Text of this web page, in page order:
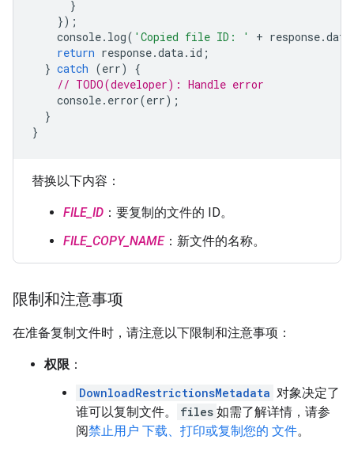
}
});
console. log( 'Copied file ID: ' + response.data
return response.data. id ;
} catch (err)
{
// TODO(developer): Handle error
console. error(err);
}
}
替换以下内容：
FILE_ID ：要复制的文件的 ID。
FILE_COPY_NAME：新文件的名称。
限制和注意事项
在准备复制文件时，请注意以下限制和注意事项：
权限 ：
DownloadRestrictionsMetadata 对象决定了
谁可以复制文件。
files 如需了解详情，请参
阅禁止用户 下载、打印或复制您的 文件。